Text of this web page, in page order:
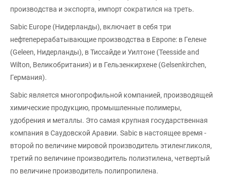
производства и экспорта, импорт сократился на треть.
Sabic Europe (Нидерланды), включает в себя три
нефтеперерабатывающие производства в Европе: в Гелене
(Geleen, Нидерланды), в Тиссайде и Уилтоне (Teesside and
Wilton, Великобритания) и в Гельзенкирхене (Gelsenkirchen,
Германия).
Sabic является многопрофильной компанией, производящей
химические продукцию, промышленные полимеры,
удобрения и металлы. Это самая крупная государственная
компания в Саудовской Аравии. Sabic в настоящее время -
второй по величине мировой производитель этиленгликоля,
третий по величине производитель полиэтилена, четвертый
по величине производитель полипропилена.